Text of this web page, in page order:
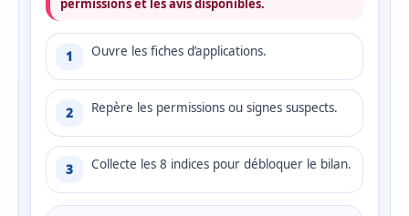
permissions et les avis disponibles.
1 Ouvre les fiches d’applications.
2 Repère les permissions ou signes suspects.
3 Collecte les 8 indices pour débloquer le bilan.